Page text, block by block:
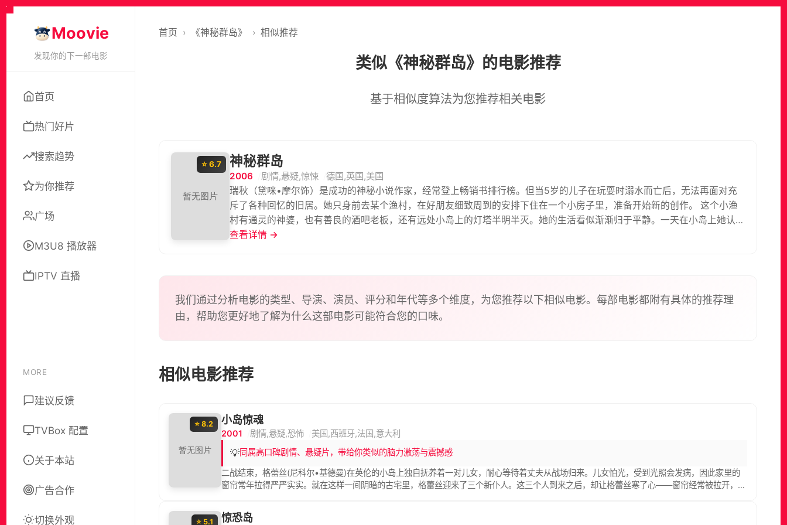
Moovie
发现你的下一部电影
首页
热门好片
搜索趋势
为你推荐
广场
M3U8 播放器
IPTV 直播
MORE
建议反馈
TVBox 配置
关于本站
广告合作
切换外观
首页 › 《神秘群岛》 › 相似推荐
类似《神秘群岛》的电影推荐
基于相似度算法为您推荐相关电影
⭐ 6.7 神秘群岛
2006 剧情,悬疑,惊悚
德国,英国,美国
瑞秋（黛咪•摩尔饰）是成功的神秘小说作家，经常登上畅销书排行榜。但当5岁的儿子在玩耍时溺水而亡后，无法再面对充
斥了各种回忆的旧居。她只身前去某个渔村，在好朋友细致周到的安排下住在一个小房子里，准备开始新的创作。 这个小渔
村有通灵的神婆，也有善良的酒吧老板，还有远处小岛上的灯塔半明半灭。她的生活看似渐渐归于平静。一天在小岛上她认
识了一个俊朗不羁的男子，并迅速坠入热恋。 但在次日的相约中男子并没有出现，无论她如何寻找也不得其法。经过打听大
查看详情 →
我们通过分析电影的类型、导演、演员、评分和年代等多个维度，为您推荐以下相似电影。每部电影都附有具体的推荐理
由，帮助您更好地了解为什么这部电影可能符合您的口味。
相似电影推荐
⭐ 8.2 小岛惊魂
2001 剧情,悬疑,恐怖 美国,西班牙,法国,意大利
💡同属高口碑剧情、悬疑片，带给你类似的脑力激荡与震撼感
二战结束，格蕾丝(尼科尔•基德曼)在英伦的小岛上独自抚养着一对儿女，耐心等待着丈夫从战场归来。儿女怕光，受到光照会发病，因此家里的
窗帘常年拉得严严实实。就在这样一间阴暗的古宅里，格蕾丝迎来了三个新仆人。这三个人到来之后，却让格蕾丝寒了心——窗帘经常被拉开，门
丈夫为何迟迟未归。而她最后才醒悟，所有的惊恐，其实都来源自身，但是事情已经不可逆转……
⭐ 5.1 惊恐岛